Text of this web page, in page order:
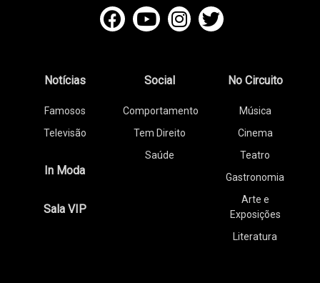
Notícias
Famosos
Televisão
In Moda
Sala VIP
Social
Comportamento
Tem Direito
Saúde
No Circuito
Música
Cinema
Teatro
Gastronomia
Arte e
Exposições
Literatura